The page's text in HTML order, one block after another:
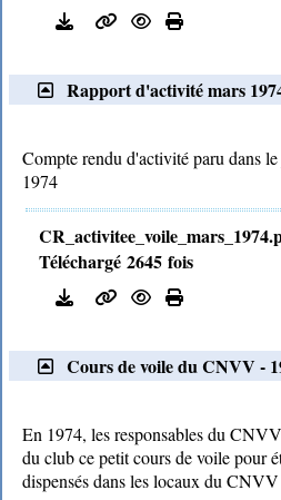
Rapport d'activité mars
Compte rendu d'activité paru dans
1974
Téléchargé 2645 fois
Cours de voile du CNVV -
En 1974, les responsables du
du club ce petit cours de voile pour
dispensés dans les locaux du